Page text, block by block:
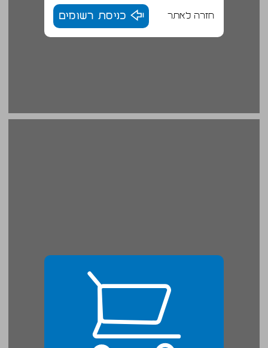
חזרה לאתר כניסת רשומים